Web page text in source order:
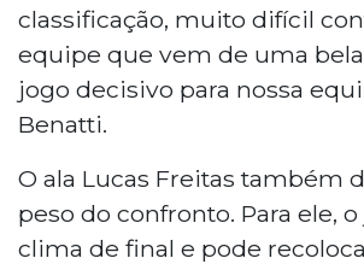
classificação, muito difícil
equipe que vem de uma
jogo decisivo para nossa
Benatti.
O ala Lucas Freitas também
peso do confronto. Para ele,
clima de final e pode